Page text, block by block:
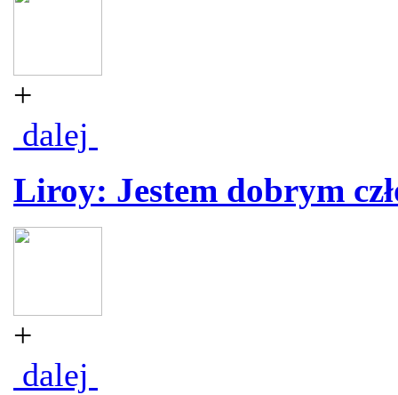
+
dalej
Liroy: Jestem dobrym
+
dalej